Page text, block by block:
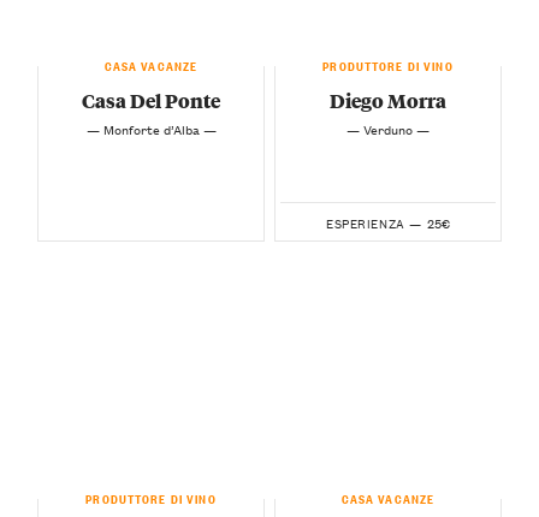
CASA VACANZE
Casa Del Ponte
— Monforte d’Alba —
PRODUTTORE DI VINO
Diego Morra
— Verduno —
ESPERIENZA — 25€
PRODUTTORE DI VINO CASA VACANZE